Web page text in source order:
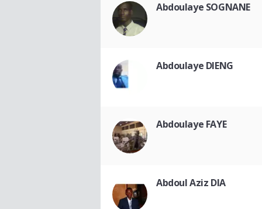
Abdoulaye SOGNANE
Abdoulaye DIENG
Abdoulaye FAYE
Abdoul Aziz DIA